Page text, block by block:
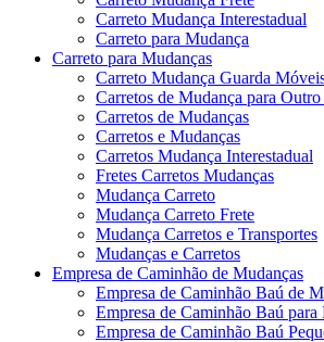
Carreto Mudança Interestadual
Carreto para Mudança
Carreto para Mudanças
Carreto Mudança Guarda
Carretos de Mudança para Outro
Carretos de Mudanças
Carretos e Mudanças
Carretos Mudança Interestadual
Fretes Carretos Mudanças
Mudança Carreto
Mudança Carreto Frete
Mudança Carretos e Transportes
Mudanças e Carretos
Empresa de Caminhão de Mudanças
Empresa de Caminhão Baú de
Empresa de Caminhão Baú para
Empresa de Caminhão Baú